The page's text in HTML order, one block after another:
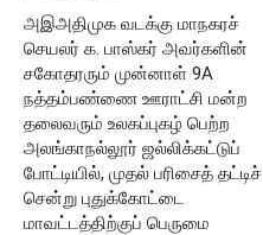
அஇஅதிமுக வடக்கு மாநகரச்
செயலர் க. பாஸ்கர் அவர்களின்
சகோதரரும் முன்னாள் 9A
நத்தம்பண்ணை ஊராட்சி மன்ற
தலைவரும் உலகப்புகழ் பெற்ற
அலங்காநல்லூர் ஜல்லிக்கட்டுப்
போட்டியில், முதல் பரிசைத் தட்டிச்
சென்று புதுக்கோட்டை
மாவட்டத்திற்குப் பெருமை